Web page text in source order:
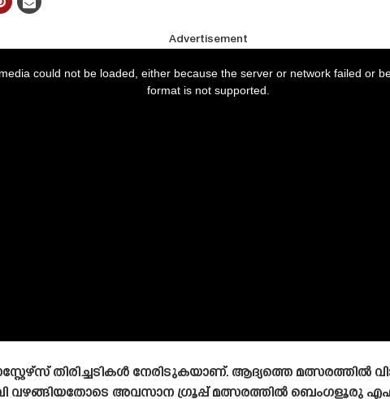
Advertisement
could not be loaded, either because the server or network failed or
format is not supported.
തിരിച്ചടികൾ നേരിടുകയാണ്. ആദ്യത്തെ മത്സരത്തിൽ
വഴങ്ങിയതോടെ അവസാന ഗ്രൂപ്പ് മത്സരത്തിൽ ബെംഗളൂരു